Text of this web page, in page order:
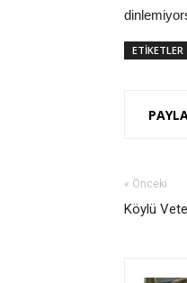
ETİKETLER
« Önceki
Köylü